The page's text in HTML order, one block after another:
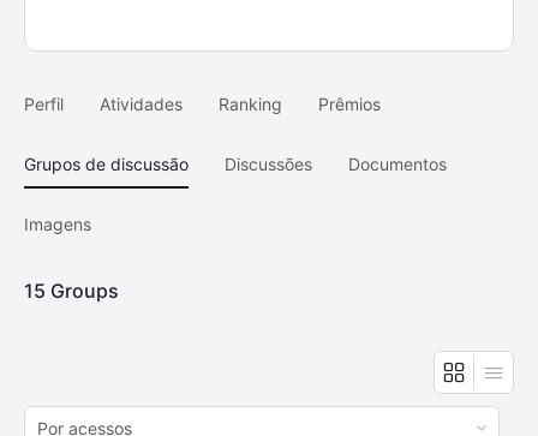
Perfil Atividades Ranking Prêmios
Grupos de discussão Discussões Documentos
Imagens
15 Groups
Order